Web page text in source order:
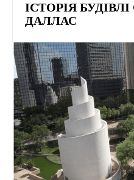
ІСТОРІЯ
ДАЛЛАС